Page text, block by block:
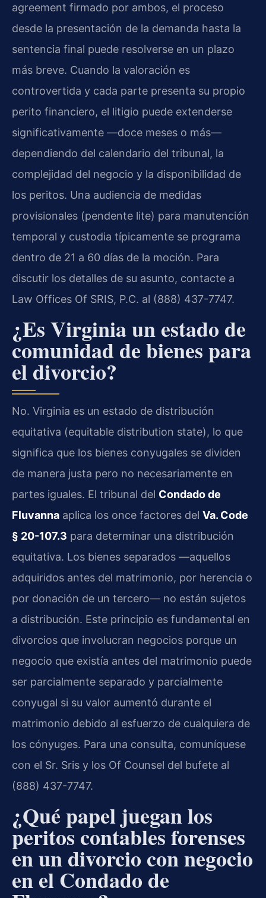
agreement firmado por ambos, el proceso
desde la presentación de la demanda hasta la
sentencia final puede resolverse en un plazo
más breve. Cuando la valoración es
controvertida y cada parte presenta su propio
perito financiero, el litigio puede extenderse
significativamente —doce meses o más—
dependiendo del calendario del tribunal, la
complejidad del negocio y la disponibilidad de
los peritos. Una audiencia de medidas
provisionales (pendente lite) para manutención
temporal y custodia típicamente se programa
dentro de 21 a 60 días de la moción. Para
discutir los detalles de su asunto, contacte a
Law Offices Of SRIS, P.C. al (888) 437-7747.
¿Es Virginia un estado de
comunidad de bienes para
el divorcio?
No. Virginia es un estado de distribución
equitativa (equitable distribution state), lo que
significa que los bienes conyugales se dividen
de manera justa pero no necesariamente en
partes iguales. El tribunal del Condado de
Fluvanna aplica los once factores del Va. Code
§ 20-107.3 para determinar una distribución
equitativa. Los bienes separados —aquellos
adquiridos antes del matrimonio, por herencia o
por donación de un tercero— no están sujetos
a distribución. Este principio es fundamental en
divorcios que involucran negocios porque un
negocio que existía antes del matrimonio puede
ser parcialmente separado y parcialmente
conyugal si su valor aumentó durante el
matrimonio debido al esfuerzo de cualquiera de
los cónyuges. Para una consulta, comuníquese
con el Sr. Sris y los Of Counsel del bufete al
(888) 437-7747.
¿Qué papel juegan los
peritos contables forenses
en un divorcio con negocio
en el Condado de